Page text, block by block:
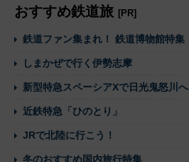
おすすめ鉄道旅 [PR]
鉄道ファン集まれ！ 鉄道博物館特集
しまかぜで行く伊勢志摩
新型特急スペーシアXで日光鬼怒川へ
近鉄特急「ひのとり」
JRで北陸に行こう！
冬のおすすめ国内旅行特集